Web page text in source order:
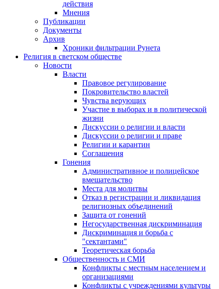
действия
Мнения
Публикации
Документы
Архив
Хроники фильтрации Рунета
Религия в светском обществе
Новости
Власти
Правовое регулирование
Покровительство властей
Чувства верующих
Участие в выборах и в политической
жизни
Дискуссии о религии и власти
Дискуссии о религии и праве
Религии и карантин
Соглашения
Гонения
Административное и полицейское
вмешательство
Места для молитвы
Отказ в регистрации и ликвидация
религиозных объединений
Защита от гонений
Негосударственная дискриминация
Дискриминация и борьба с
"сектантами"
Теоретическая борьба
Общественность и СМИ
Конфликты с местным населением и
организациями
Конфликты с учреждениями культуры